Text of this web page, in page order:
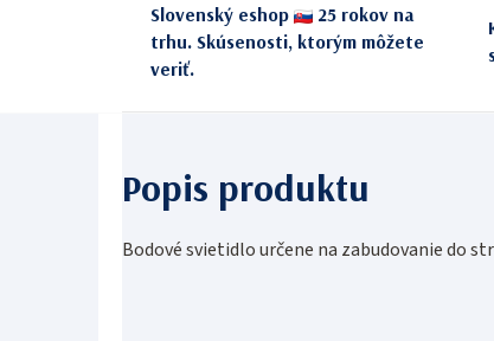
Slovenský eshop
25 rokov na
trhu. Skúsenosti, ktorým môžete
veriť.
Bodové svietidlo určene na zabudovanie do